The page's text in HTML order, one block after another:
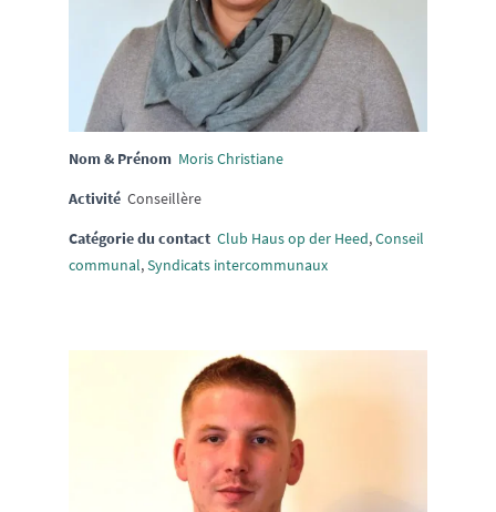
Nom & Prénom Moris Christiane
Activité Conseillère
Catégorie du contact Club Haus op der Heed,Conseil
communal,Syndicats intercommunaux